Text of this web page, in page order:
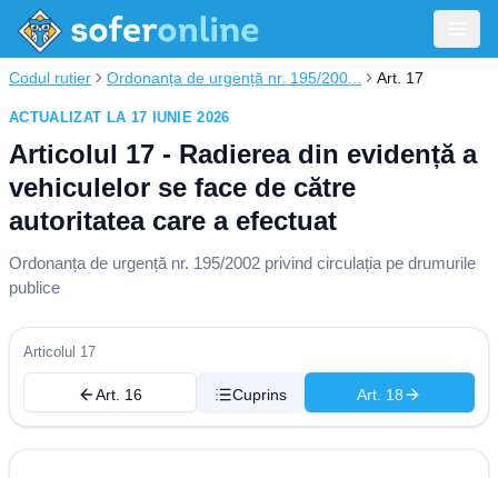
Codul rutier Ordonanța de urgență nr. 195/200... Art. 17
ACTUALIZAT LA 17 IUNIE 2026
Articolul 17 - Radierea din evidență a
vehiculelor se face de către
autoritatea care a efectuat
Ordonanța de urgență nr. 195/2002 privind circulația pe drumurile
publice
Articolul 17
Art. 16 Cuprins Art. 18